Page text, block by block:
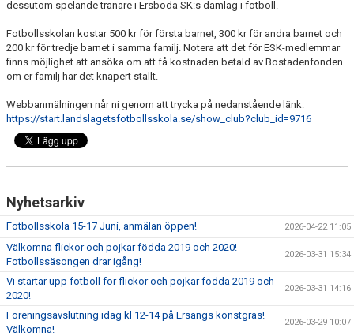
dessutom spelande tränare i Ersboda SK:s damlag i fotboll.
Fotbollsskolan kostar 500 kr för första barnet, 300 kr för andra barnet och
200 kr för tredje barnet i samma familj. Notera att det för ESK-medlemmar
finns möjlighet att ansöka om att få kostnaden betald av Bostadenfonden
om er familj har det knapert ställt.
Webbanmälningen når ni genom att trycka på nedanstående länk:
https://start.landslagetsfotbollsskola.se/show_club?club_id=9716
Nyhetsarkiv
Fotbollsskola 15-17 Juni, anmälan öppen! 2026-04-22 11:05
Välkomna flickor och pojkar födda 2019 och 2020!
Fotbollssäsongen drar igång!
2026-03-31 15:34
Vi startar upp fotboll för flickor och pojkar födda 2019 och
2020!
2026-03-31 14:16
Föreningsavslutning idag kl 12-14 på Ersängs konstgräs!
Välkomna!
2026-03-29 10:07